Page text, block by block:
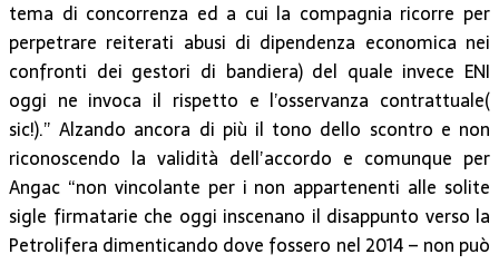
tema di concorrenza ed a cui la compagnia ricorre per
perpetrare reiterati abusi di dipendenza economica nei
confronti dei gestori di bandiera) del quale invece ENI
oggi ne invoca il rispetto e l’osservanza contrattuale(
sic!).” Alzando ancora di più il tono dello scontro e non
riconoscendo la validità dell’accordo e comunque per
Angac “non vincolante per i non appartenenti alle solite
sigle firmatarie che oggi inscenano il disappunto verso la
Petrolifera dimenticando dove fossero nel 2014 – non può